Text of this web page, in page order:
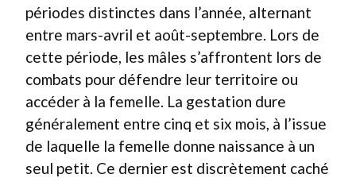
périodes distinctes dans l’année, alternant
entre mars-avril et août-septembre. Lors de
cette période, les mâles s’affrontent lors de
combats pour défendre leur territoire ou
accéder à la femelle. La gestation dure
généralement entre cinq et six mois, à l’issue
de laquelle la femelle donne naissance à un
seul petit. Ce dernier est discrètement caché